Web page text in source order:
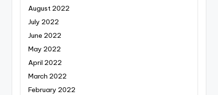
August 2022
July 2022
June 2022
May 2022
April 2022
March 2022
February 2022